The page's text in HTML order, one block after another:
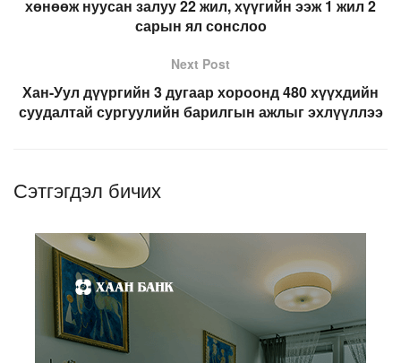
хөнөөж нуусан залуу 22 жил, хүүгийн ээж 1 жил 2
сарын ял сонслоо
Next Post
Хан-Уул дүүргийн 3 дугаар хороонд 480 хүүхдийн
суудалтай сургуулийн барилгын ажлыг эхлүүллээ
Сэтгэгдэл бичих